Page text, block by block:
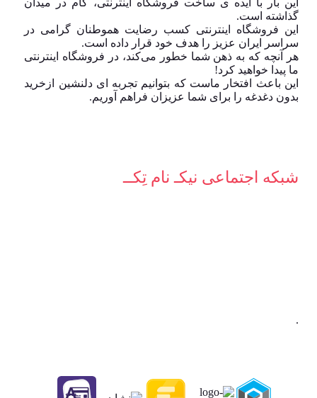
گذاشته است.
این فروشگاه اینترنتی کسب رضایت هموطنان گرامی در
سراسر ایران عزیز را هدف خود قرار داده است.
هر آنچه که به ذهن شما خطور می‌کند، در فروشگاه اینترنتی
ما پیدا خواهید کرد!
این باعث افتخار ماست که بتوانیم تجربه ای دلنشین ازخرید
بدون دغدغه را برای شما عزیزان فراهم آوریم.
شبکه‌ اجتماعی نیکـ نام تِکــ
.